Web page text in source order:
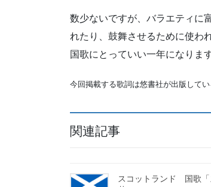
数少ないですが、バラエティに
れたり、鼓舞させるために使わ
国歌にとっていい一年になりま
今回掲載する歌詞は悠書社が出版して
関連記事
スコットランド 国歌「